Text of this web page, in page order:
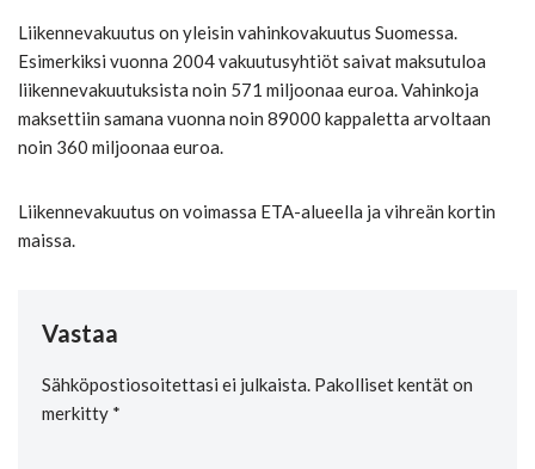
Liikennevakuutus on yleisin vahinkovakuutus Suomessa.
Esimerkiksi vuonna 2004 vakuutusyhtiöt saivat maksutuloa
liikennevakuutuksista noin 571 miljoonaa euroa. Vahinkoja
maksettiin samana vuonna noin 89000 kappaletta arvoltaan
noin 360 miljoonaa euroa.
Liikennevakuutus on voimassa ETA-alueella ja vihreän kortin
maissa.
Vastaa
Sähköpostiosoitettasi ei julkaista. Pakolliset kentät on
merkitty *